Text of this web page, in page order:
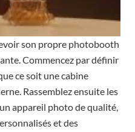
son propre photobooth
Commencez par définir
ce soit une cabine
Rassemblez ensuite les
appareil photo de qualité,
et des